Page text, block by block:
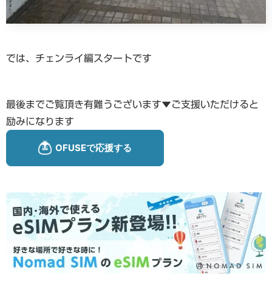
では、チェンライ編スタートです
最後までご覧頂き有難うございます▼ご支援いただけると
励みになります